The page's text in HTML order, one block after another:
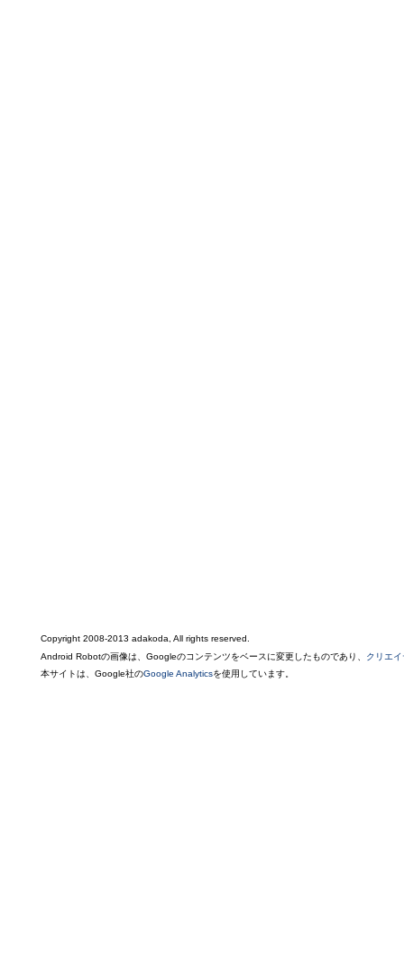
Copyright 2008-2013 adakoda, All rights reserved.
Android Robotの画像は、Googleのコンテンツをベースに変更したものであり、 クリエ
本サイトは、Google社のGoogle Analyticsを使用しています。